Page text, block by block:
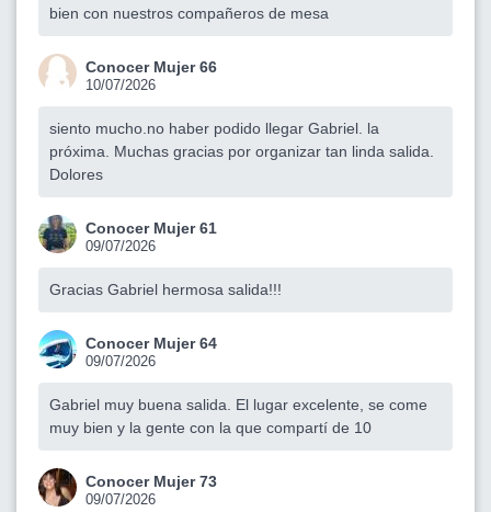
bien con nuestros compañeros de mesa
Conocer Mujer 66
10/07/2026
siento mucho.no haber podido llegar Gabriel. la
próxima. Muchas gracias por organizar tan linda salida.
Dolores
Conocer Mujer 61
09/07/2026
Gracias Gabriel hermosa salida!!!
Conocer Mujer 64
09/07/2026
Gabriel muy buena salida. El lugar excelente, se come
muy bien y la gente con la que compartí de 10
Conocer Mujer 73
09/07/2026